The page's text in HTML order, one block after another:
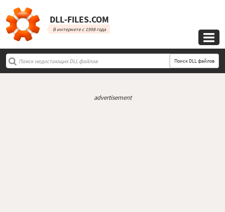
DLL‑FILES.COM
В интернете с 1998 года

Поиск DLL файлов
advertisement